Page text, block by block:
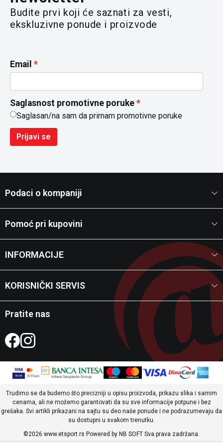
Budite prvi koji će saznati za vesti,
ekskluzivne ponude i proizvode
Email
Saglasnost promotivne poruke
Saglasan/na sam da primam promotivne poruke
Prijavi se
Podaci o kompaniji
Pomoć pri kupovini
INFORMACIJE
KORISNIČKI SERVIS
Pratite nas
Trudimo se da budemo što precizniji u opisu proizvoda, prikazu slika i samim
cenama, ali ne možemo garantovati da su sve informacije potpune i bez
grešaka. Svi artikli prikazani na sajtu su deo naše ponude i ne podrazumevaju da
su dostupni u svakom trenutku.
©2026 www.etsport.rs Powered by NB SOFT Sva prava zadržana.